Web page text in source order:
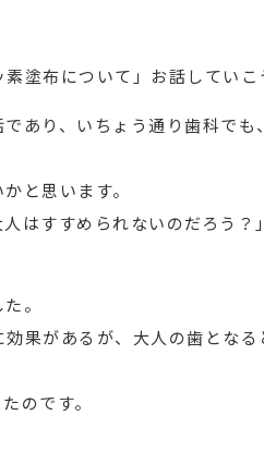
塗布について」お話していこ
あり、いちょう通り歯科で
と思います。
はすすめられないのだろう
。
果があるが、大人の歯とな
のです。